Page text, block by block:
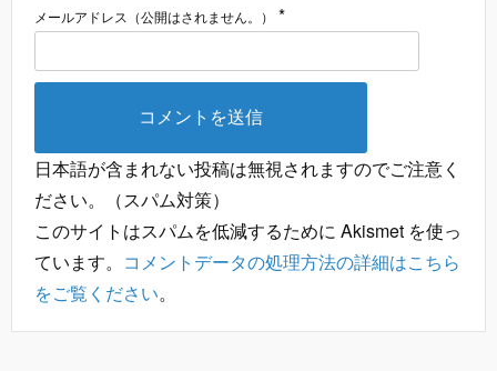
メールアドレス（公開はされません。） *
日本語が含まれない投稿は無視されますのでご注意く
ださい。（スパム対策）
このサイトはスパムを低減するために Akismet を使っ
ています。 コメントデータの処理方法の詳細はこちら
をご覧ください。